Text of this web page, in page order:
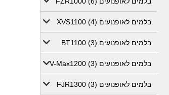
בלמים לאופנועים XVS1100 (4)
בלמים לאופנועים BT1100 (3)
בלמים לאופנועים V-Max1200 (3)
בלמים לאופנועים FJR1300 (3)